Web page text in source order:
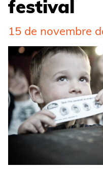
festival
15 de novembre